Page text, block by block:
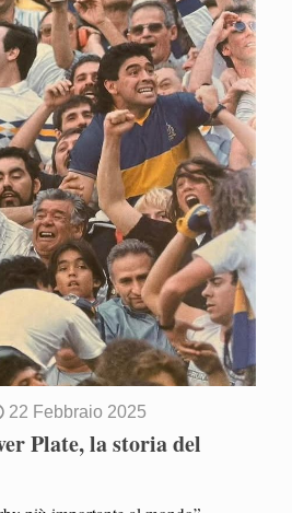
22 Febbraio 2025
Plate, la storia del